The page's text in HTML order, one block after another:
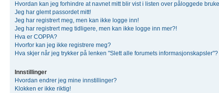
Hvordan kan jeg forhindre at navnet mitt blir vist i listen over påloggede
Jeg har glemt passordet mitt!
Jeg har registrert meg, men kan ikke logge inn!
Jeg har registrert meg tidligere, men kan ikke logge inn mer?!
Hva er COPPA?
Hvorfor kan jeg ikke registrere meg?
Hva skjer når jeg trykker på lenken "Slett alle forumets informasjonskapsler"?
Innstillinger
Hvordan endrer jeg mine innstillinger?
Klokken er ikke riktig!